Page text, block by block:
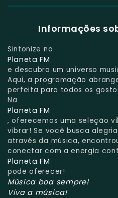
Informações
Sintonize na
Planeta FM
e descubra um universo
Aqui, a programação
perfeita para todos os
Na
Planeta FM
, oferecemos uma seleção
vibrar! Se você busca
através da música,
conectar com a energia
Planeta FM
pode oferecer!
Música boa sempre!
Viva a música!